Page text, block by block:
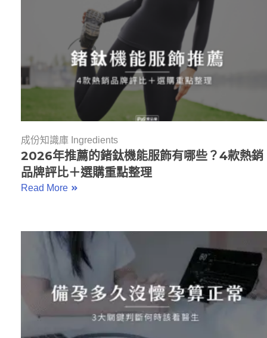
成份知識庫 Ingredients
2026年推薦的鍺鈦機能服飾有哪些？4款熱銷
品牌評比＋選購重點整理
Read More